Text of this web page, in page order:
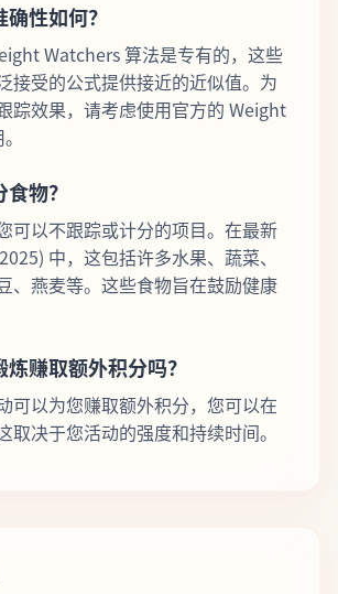
性如何？
Watchers 算法是专有的，这些
接受的公式提供接近的近似值。为
踪效果，请考虑使用官方的 Weight
物？
可以不跟踪或计分的项目。在最新
中，这包括许多水果、蔬菜、
、燕麦等。这些食物旨在鼓励健康
赚取额外积分吗？
可以为您赚取额外积分，您可以在
取决于您活动的强度和持续时间。